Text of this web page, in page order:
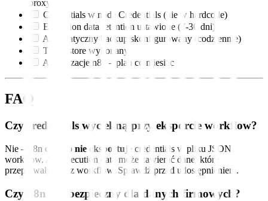
proxy)
Credentials w node Credentials (nie w hardcode)
Execution data retention ustawione (7-30 dni)
Automatyczny backup skonfigurowany (codziennie)
Test restore wykonany
Aktualizacje n8n – plan co miesiąc
FAQ
Czy credentials wyciekną przy eksporcie workflow?
Nie – n8n celowo nie eksportuje credentials w pliku JSON
workflow. Ale execution data może zawierać dane, które
przepływały przez workflow. Sprawdź przed udostępnieniem.
Czy n8n jest bezpieczny dla danych firmowych?